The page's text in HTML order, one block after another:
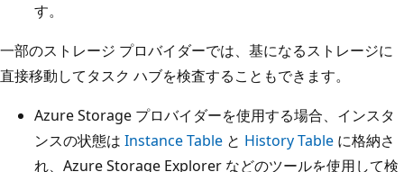
す。
一部のストレージ プロバイダーでは、基になるストレージに
直接移動してタスク ハブを検査することもできます。
Azure Storage プロバイダーを使用する場合、インスタ
ンスの状態は Instance Table と History Table に格納さ
れ、Azure Storage Explorer などのツールを使用して検